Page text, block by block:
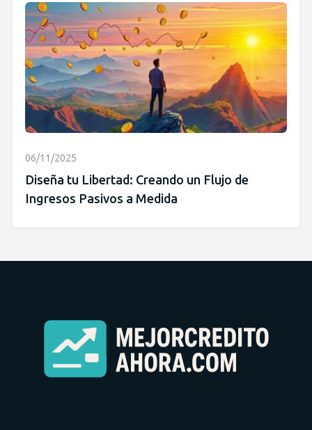
06/11/2025
Diseña tu Libertad: Creando un Flujo de
Ingresos Pasivos a Medida